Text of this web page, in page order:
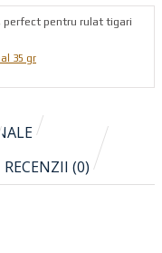
pentru rulat tigari
35 gr
RECENZII (0)